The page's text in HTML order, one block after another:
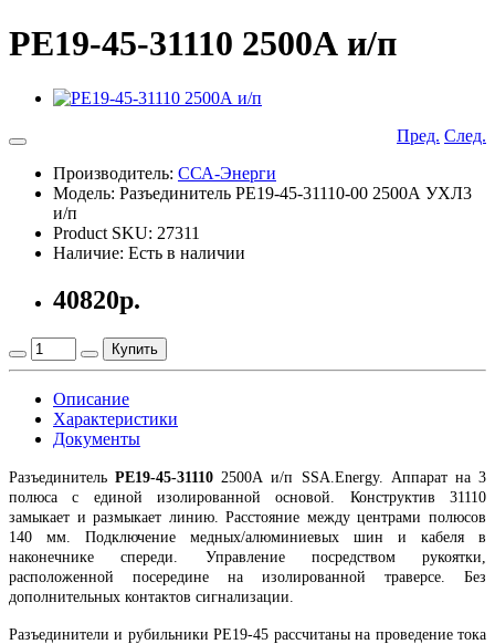
РЕ19-45-31110 2500А и/п
Пред. След.
Производитель: ССА-Энерги
Модель: Разъединитель РЕ19-45-31110-00 2500А УХЛ3
и/п
Product SKU: 27311
Наличие: Есть в наличии
40820р.
Купить
Описание
Характеристики
Документы
РазъединительРЕ19-45-31110 2500А и/п SSA.Energy. Аппарат на 3
полюса с единой изолированной основой. Конструктив 31110
замыкает и размыкает линию. Расстояние между центрами полюсов
140 мм. Подключение медных/алюминиевых шин и кабеля в
наконечнике спереди. Управление посредством рукоятки,
расположенной посередине на изолированной траверсе. Без
дополнительных контактов сигнализации.
Разъединители и рубильники РЕ19-45 рассчитаны на проведение тока